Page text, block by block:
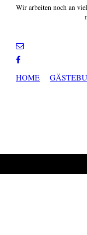
Wir arbeiten noch an
HOME